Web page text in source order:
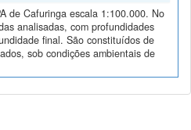
de Cafuringa escala 1:100.000. No
analisadas, com profundidades
final. São constituídos de
sob condições ambientais de